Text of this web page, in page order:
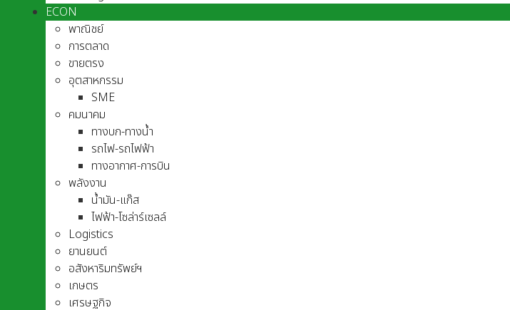
ECON
พาณิชย์
การตลาด
ขายตรง
อุตสาหกรรม
SME
คมนาคม
ทางบก-ทางน้ำ
รถไฟ-รถไฟฟ้า
ทางอากาศ-การบิน
พลังงาน
น้ำมัน-แก๊ส
ไฟฟ้า-โซล่าร์เซลล์
Logistics
ยานยนต์
อสังหาริมทรัพย์ฯ
เกษตร
เศรษฐกิจ